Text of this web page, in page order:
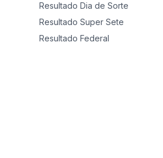
Resultado Dia de Sorte
Resultado Super Sete
Resultado Federal